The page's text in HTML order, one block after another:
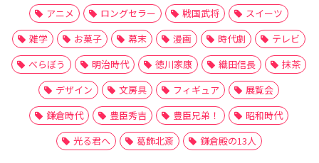
アニメ
ロングセラー 戦国武将
スイーツ
雑学
お菓子 幕末 漫画 時代劇
テレビ
べらぼう
明治時代 徳川家康 織田信長
抹茶
デザイン
文房具 フィギュア
展覧会
鎌倉時代
豊臣秀吉 豊臣兄弟！
昭和時代
光る君へ
葛飾北斎 鎌倉殿の13人